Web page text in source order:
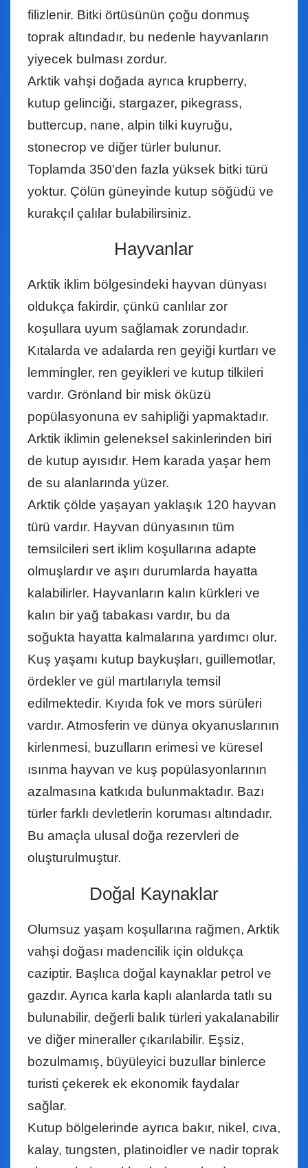
filizlenir. Bitki örtüsünün çoğu donmuş
toprak altındadır, bu nedenle hayvanların
yiyecek bulması zordur.
Arktik vahşi doğada ayrıca krupberry,
kutup gelinciği, stargazer, pikegrass,
buttercup, nane, alpin tilki kuyruğu,
stonecrop ve diğer türler bulunur.
Toplamda 350'den fazla yüksek bitki türü
yoktur. Çölün güneyinde kutup söğüdü ve
kurakçıl çalılar bulabilirsiniz.
Hayvanlar
Arktik iklim bölgesindeki hayvan dünyası
oldukça fakirdir, çünkü canlılar zor
koşullara uyum sağlamak zorundadır.
Kıtalarda ve adalarda ren geyiği kurtları ve
lemmingler, ren geyikleri ve kutup tilkileri
vardır. Grönland bir misk öküzü
popülasyonuna ev sahipliği yapmaktadır.
Arktik iklimin geleneksel sakinlerinden biri
de kutup ayısıdır. Hem karada yaşar hem
de su alanlarında yüzer.
Arktik çölde yaşayan yaklaşık 120 hayvan
türü vardır. Hayvan dünyasının tüm
temsilcileri sert iklim koşullarına adapte
olmuşlardır ve aşırı durumlarda hayatta
kalabilirler. Hayvanların kalın kürkleri ve
kalın bir yağ tabakası vardır, bu da
soğukta hayatta kalmalarına yardımcı olur.
Kuş yaşamı kutup baykuşları, guillemotlar,
ördekler ve gül martılarıyla temsil
edilmektedir. Kıyıda fok ve mors sürüleri
vardır. Atmosferin ve dünya okyanuslarının
kirlenmesi, buzulların erimesi ve küresel
ısınma hayvan ve kuş popülasyonlarının
azalmasına katkıda bulunmaktadır. Bazı
türler farklı devletlerin koruması altındadır.
Bu amaçla ulusal doğa rezervleri de
oluşturulmuştur.
Doğal Kaynaklar
Olumsuz yaşam koşullarına rağmen, Arktik
vahşi doğası madencilik için oldukça
caziptir. Başlıca doğal kaynaklar petrol ve
gazdır. Ayrıca karla kaplı alanlarda tatlı su
bulunabilir, değerli balık türleri yakalanabilir
ve diğer mineraller çıkarılabilir. Eşsiz,
bozulmamış, büyüleyici buzullar binlerce
turisti çekerek ek ekonomik faydalar
sağlar.
Kutup bölgelerinde ayrıca bakır, nikel, cıva,
kalay, tungsten, platinoidler ve nadir toprak